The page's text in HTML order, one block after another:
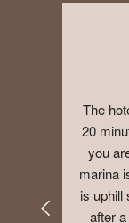
The
20
you
marina
is uphill
after